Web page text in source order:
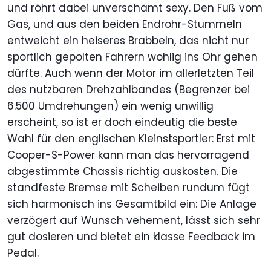
und röhrt dabei unverschämt sexy. Den Fuß vom
Gas, und aus den beiden Endrohr-Stummeln
entweicht ein heiseres Brabbeln, das nicht nur
sportlich gepolten Fahrern wohlig ins Ohr gehen
dürfte. Auch wenn der Motor im allerletzten Teil
des nutzbaren Drehzahlbandes (Begrenzer bei
6.500 Umdrehungen) ein wenig unwillig
erscheint, so ist er doch eindeutig die beste
Wahl für den englischen Kleinstsportler: Erst mit
Cooper-S-Power kann man das hervorragend
abgestimmte Chassis richtig auskosten. Die
standfeste Bremse mit Scheiben rundum fügt
sich harmonisch ins Gesamtbild ein: Die Anlage
verzögert auf Wunsch vehement, lässt sich sehr
gut dosieren und bietet ein klasse Feedback im
Pedal.